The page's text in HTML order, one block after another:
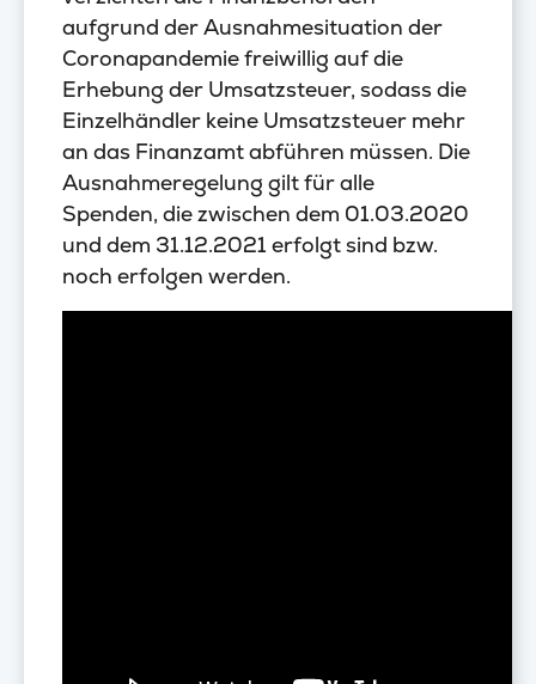
aufgrund der Ausnahmesituation der
Coronapandemie freiwillig auf die
Erhebung der Umsatzsteuer, sodass die
Einzelhändler keine Umsatzsteuer mehr
an das Finanzamt abführen müssen. Die
Ausnahmeregelung gilt für alle
Spenden, die zwischen dem 01.03.2020
und dem 31.12.2021 erfolgt sind bzw.
noch erfolgen werden.